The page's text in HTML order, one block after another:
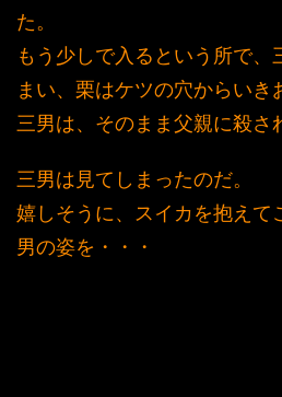
た。
もう少しで入るという所で、
まい、栗はケツの穴からいき
三男は、そのまま父親に殺さ
三男は見てしまったのだ。
嬉しそうに、スイカを抱えて
男の姿を・・・